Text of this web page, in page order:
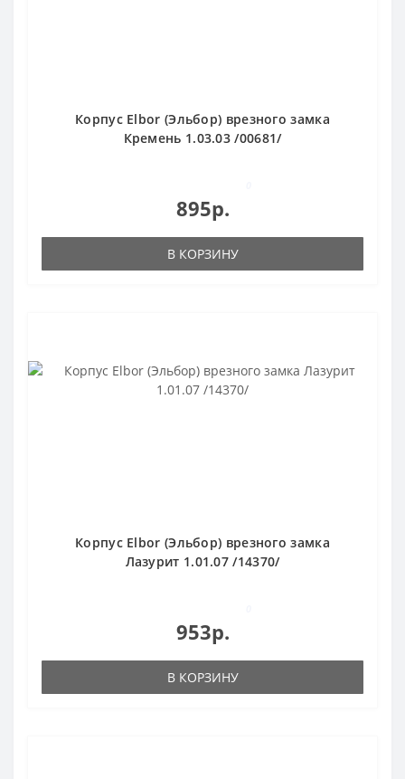
Корпус Elbor (Эльбор) врезного замка
Кремень 1.03.03 /00681/
895р.
В КОРЗИНУ
Корпус Elbor (Эльбор) врезного замка
Лазурит 1.01.07 /14370/
953р.
В КОРЗИНУ